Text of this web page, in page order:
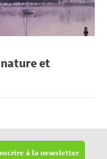
et
à la newsletter